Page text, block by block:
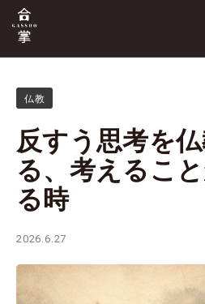
仏教
反すう思考を
る、考えるこ
る時
2026.6.27